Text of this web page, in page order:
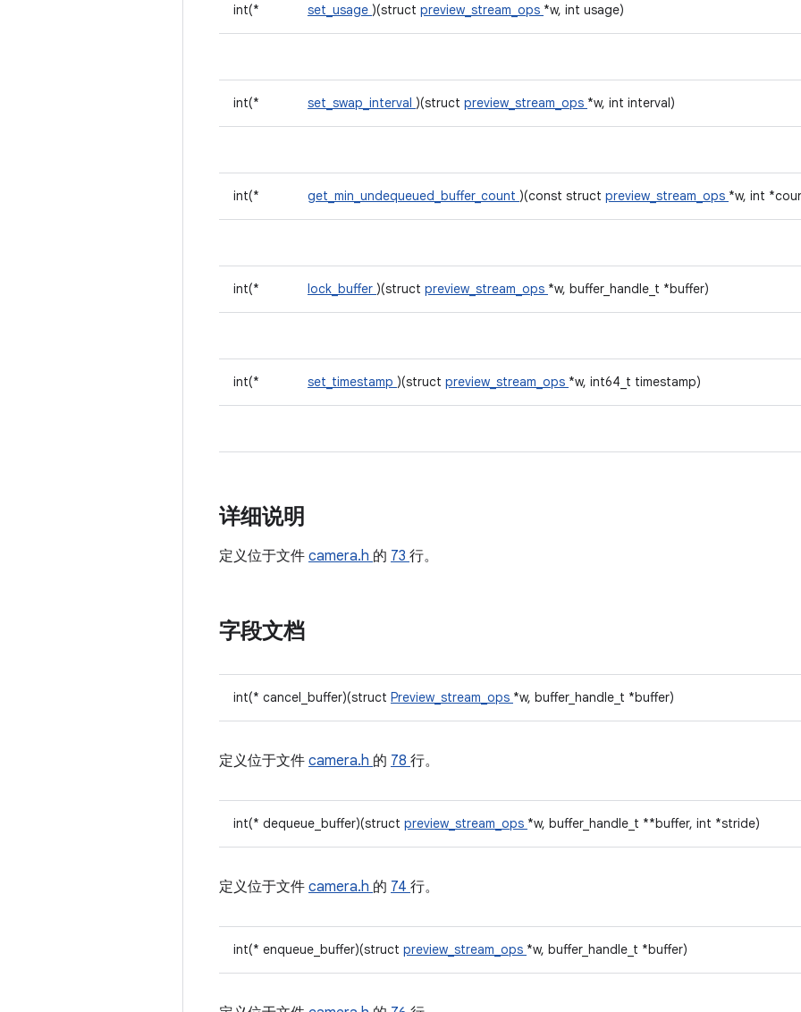
int(* set_usage )(struct preview_stream_ops *w, int usage)
int(* set_swap_interval )(struct preview_stream_ops *w, int interval)
int(* get_min_undequeued_buffer_count )(const struct preview_stream_ops *w, int
int(* lock_buffer )(struct preview_stream_ops *w, buffer_handle_t *buffer)
int(* set_timestamp )(struct preview_stream_ops *w, int64_t timestamp)
详细说明
定义位于文件 camera.h 的 73 行。
字段文档
int(* cancel_buffer)(struct Preview_stream_ops *w, buffer_handle_t *buffer)
定义位于文件 camera.h 的 78 行。
int(* dequeue_buffer)(struct preview_stream_ops *w, buffer_handle_t **buffer, int *stride)
定义位于文件 camera.h 的 74 行。
int(* enqueue_buffer)(struct preview_stream_ops *w, buffer_handle_t *buffer)